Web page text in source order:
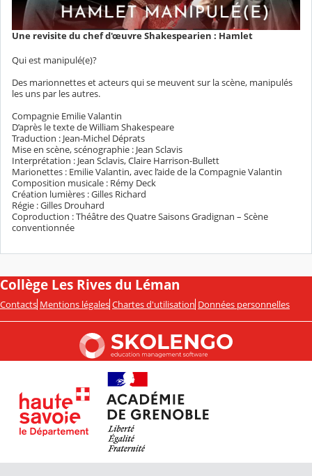
Une revisite du chef d'œuvre Shakespearien : Hamlet
Qui est manipulé(e)?
Des marionnettes et acteurs qui se meuvent sur la scène, manipulés
les uns par les autres.
Compagnie Emilie Valantin
D’après le texte de William Shakespeare
Traduction : Jean-Michel Déprats
Mise en scène, scénographie : Jean Sclavis
Interprétation : Jean Sclavis, Claire Harrison-Bullett
Marionettes : Emilie Valantin, avec l’aide de la Compagnie Valantin
Composition musicale : Rémy Deck
Création lumières : Gilles Richard
Régie : Gilles Drouhard
Coproduction : Théâtre des Quatre Saisons Gradignan – Scène
conventionnée
Collège Les Rives du Léman
Contacts Mentions légales Chartes d'utilisation Données personnelles